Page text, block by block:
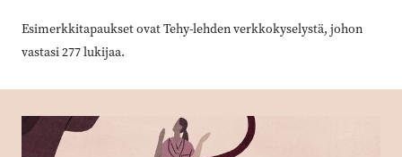
Esimerkkitapaukset ovat Tehy-lehden verkko­kyselystä, johon
vastasi 277 lukijaa.